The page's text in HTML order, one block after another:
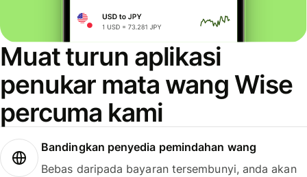
Muat turun aplikasi
penukar mata wang Wise
percuma kami
Bandingkan penyedia pemindahan wang
Bebas daripada bayaran tersembunyi, anda akan